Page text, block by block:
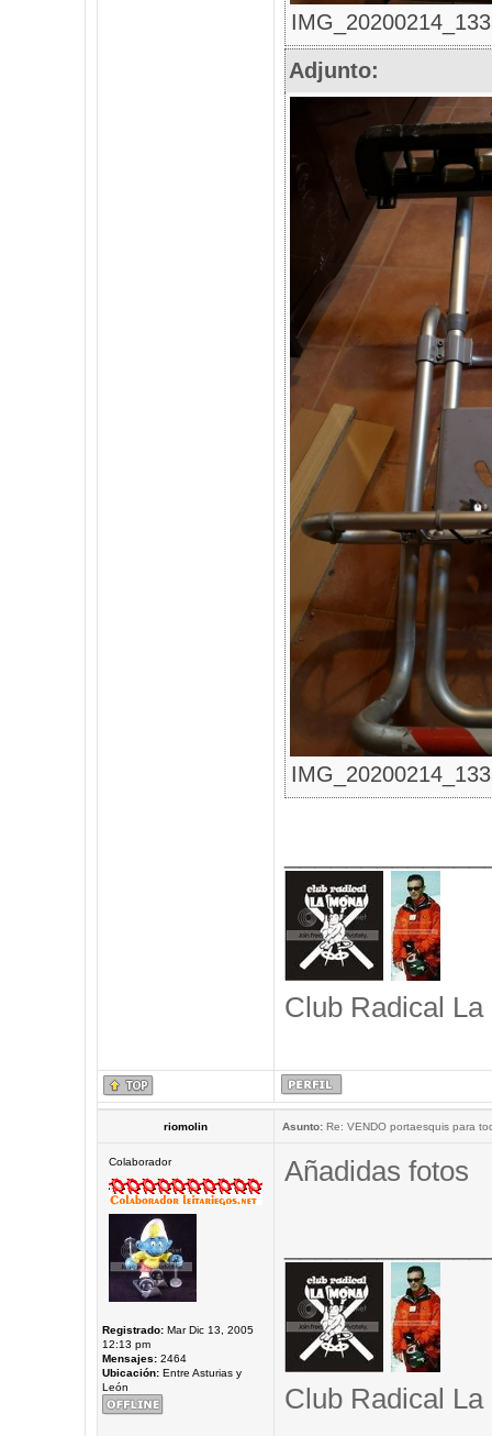
Adjunto:
Club Radical La
riomolin Asunto:Re: VENDO portaesquis para
Colaborador
Registrado:Mar Dic 13, 2005
12:13 pm
Mensajes:2464
Ubicación:Entre Asturias y
León
Añadidas fotos
Club Radical La